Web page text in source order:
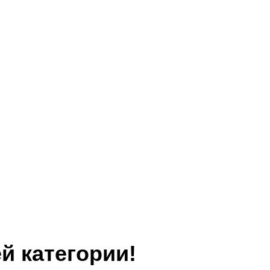
категории!